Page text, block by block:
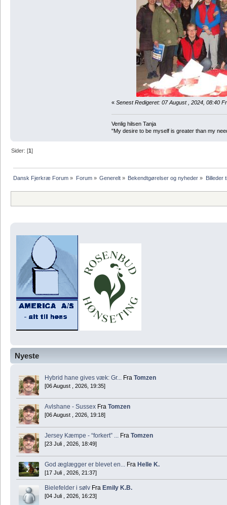
Nyeste
Hybrid hane gives væk: Gr... Fra Tomzen
[06 August , 2026, 19:35]
Avlshane - Sussex Fra Tomzen
[06 August , 2026, 19:18]
Jersey Kæmpe - “forkert” ... Fra Tomzen
[23 Juli , 2026, 18:49]
God æglægger er blevet en... Fra Helle K.
[17 Juli , 2026, 21:37]
Bielefelder i sølv Fra Emily K.B.
[04 Juli , 2026, 16:23]
« Senest Redigeret: 07 August , 2024, 08:40
Venlig hilsen Tanja
"My desire to be myself is greater than my
Sider: [1]
Dansk Fjerkræ Forum » Forum» Generelt» Bekendtgørelser og nyheder » Billeder